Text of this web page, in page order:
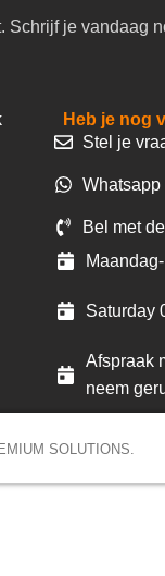
Schrijf je vandaag
Heb je nog
Stel je
Bel met
Saturday
Afspraak
neem
SOLUTIONS.